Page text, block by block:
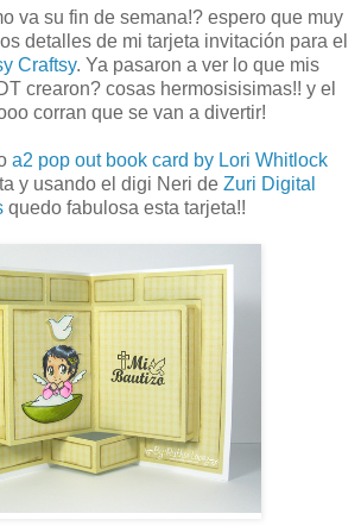
va su fin de semana!? espero que muy
detalles de mi tarjeta invitación para el
Craftsy. Ya pasaron a ver lo que mis
crearon? cosas hermosisisimas!! y el
corran que se van a divertir!
a2 pop out book card by Lori Whitlock
y usando el digi Neri de Zuri Digital
quedo fabulosa esta tarjeta!!